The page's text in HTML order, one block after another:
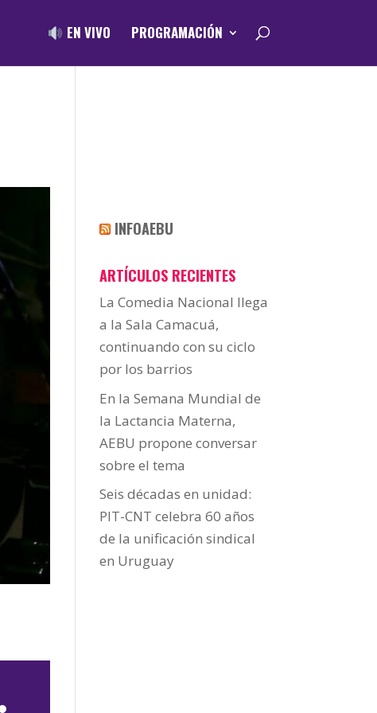
EN VIVO PROGRAMACIÓN
INFOAEBU
ARTÍCULOS RECIENTES
La Comedia Nacional llega
a la Sala Camacuá,
continuando con su ciclo
por los barrios
En la Semana Mundial de
la Lactancia Materna,
AEBU propone conversar
sobre el tema
Seis décadas en unidad:
PIT-CNT celebra 60 años
de la unificación sindical
en Uruguay